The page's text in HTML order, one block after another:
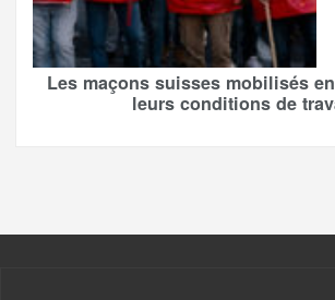
Les maçons suisses mobilisés
leurs conditions de